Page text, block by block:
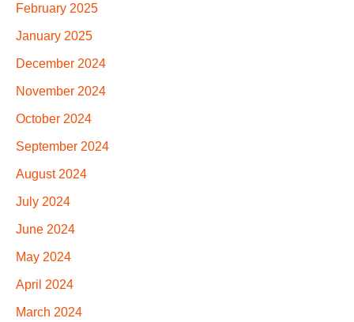
February 2025
January 2025
December 2024
November 2024
October 2024
September 2024
August 2024
July 2024
June 2024
May 2024
April 2024
March 2024